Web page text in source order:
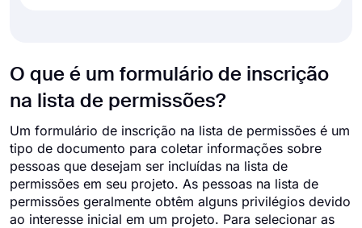
O que é um formulário de inscrição
na lista de permissões?
Um formulário de inscrição na lista de permissões é um
tipo de documento para coletar informações sobre
pessoas que desejam ser incluídas na lista de
permissões em seu projeto. As pessoas na lista de
permissões geralmente obtêm alguns privilégios devido
ao interesse inicial em um projeto. Para selecionar as